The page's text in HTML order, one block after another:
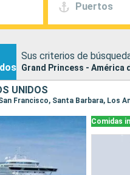
Puertos
Sus criterios de
Grand Princess - América
UNIDOS
Francisco, Santa Barbara, Los
Comidas